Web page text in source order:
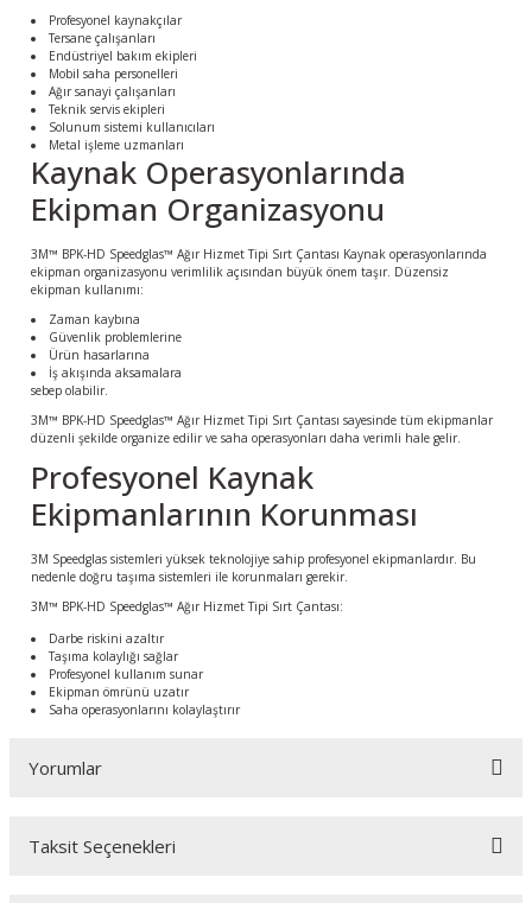
Profesyonel kaynakçılar
Tersane çalışanları
Endüstriyel bakım ekipleri
Mobil saha personelleri
Ağır sanayi çalışanları
Teknik servis ekipleri
Solunum sistemi kullanıcıları
Metal işleme uzmanları
Kaynak Operasyonlarında
Ekipman Organizasyonu
3M™ BPK-HD Speedglas™ Ağır Hizmet Tipi Sırt Çantası Kaynak operasyonlarında
ekipman organizasyonu verimlilik açısından büyük önem taşır. Düzensiz
ekipman kullanımı:
Zaman kaybına
Güvenlik problemlerine
Ürün hasarlarına
İş akışında aksamalara
sebep olabilir.
3M™ BPK-HD Speedglas™ Ağır Hizmet Tipi Sırt Çantası sayesinde tüm ekipmanlar
düzenli şekilde organize edilir ve saha operasyonları daha verimli hale gelir.
Profesyonel Kaynak
Ekipmanlarının Korunması
3M Speedglas sistemleri yüksek teknolojiye sahip profesyonel ekipmanlardır. Bu
nedenle doğru taşıma sistemleri ile korunmaları gerekir.
3M™ BPK-HD Speedglas™ Ağır Hizmet Tipi Sırt Çantası:
Darbe riskini azaltır
Taşıma kolaylığı sağlar
Profesyonel kullanım sunar
Ekipman ömrünü uzatır
Saha operasyonlarını kolaylaştırır
Yorumlar
Taksit Seçenekleri